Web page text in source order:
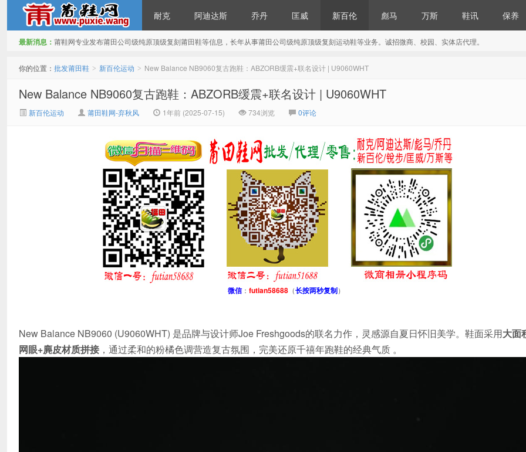
耐克 阿迪达斯 乔丹 匡威 新百伦 彪马 万斯 鞋讯 保养
最新消息： 莆鞋网专业发布莆田公司级纯原顶级复刻莆田鞋等信息，长年从事莆田公司级纯原顶级复刻运动鞋等业务。诚招微商、校园、实体店代理。
你的位置： 批发莆田鞋 > 新百伦运动 > New Balance NB9060复古跑鞋：ABZORB缓震+联名设计 | U9060WHT
New Balance NB9060复古跑鞋：ABZORB缓震+联名设计 | U9060WHT
新百伦运动 莆田鞋网-弃秋风 1年前 (2025-07-15) 734浏览 0评论
微信： futian58688（长按两秒复制）
New Balance NB9060 (U9060WHT) 是品牌与设计师Joe Freshgoods的联名力作，灵感源自夏日怀旧美学。鞋面采用大面
网眼+麂皮材质拼接 ，通过柔和的粉橘色调营造复古氛围，完美还原千禧年跑鞋的经典气质 。